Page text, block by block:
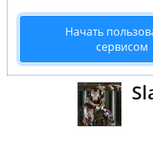
Начать
сервисом